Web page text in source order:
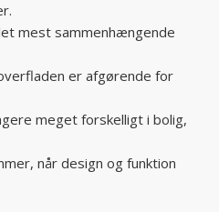
mest sammenhængende
er afgørende for
meget forskelligt i bolig,
når design og funktion